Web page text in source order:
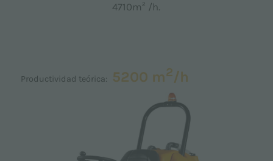
4710m 2 /h.
Productividad teórica: 5200 m2/h